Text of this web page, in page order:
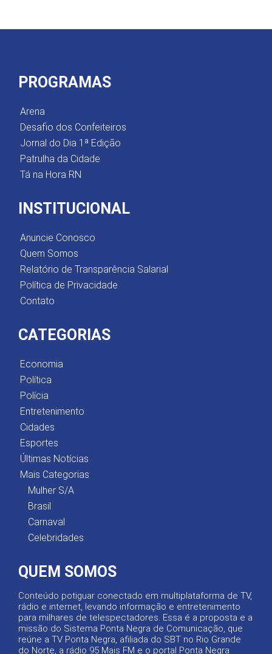
PROGRAMAS
Arena
Desafio dos Confeiteiros
Jornal do Dia 1ª Edição
Patrulha da Cidade
Tá na Hora RN
INSTITUCIONAL
Anuncie Conosco
Quem Somos
Relatório de Transparência Salarial
Política de Privacidade
Contato
CATEGORIAS
Economia
Política
Polícia
Entretenimento
Cidades
Esportes
Últimas Notícias
Mais Categorias
Mulher S/A
Brasil
Carnaval
Celebridades
QUEM SOMOS
Conteúdo potiguar conectado em multiplataforma de TV,
rádio e internet, levando informação e entretenimento
para milhares de telespectadores. Essa é a proposta e a
missão do Sistema Ponta Negra de Comunicação, que
reúne a TV Ponta Negra, afiliada do SBT no Rio Grande
do Norte, a rádio 95 Mais FM e o portal Ponta Negra